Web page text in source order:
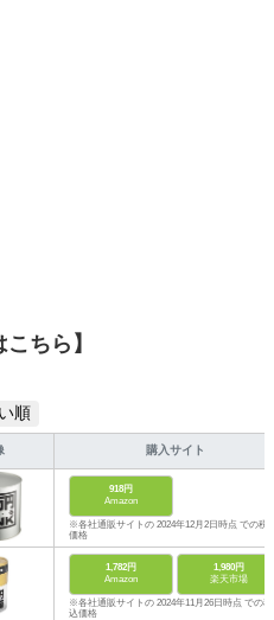
ちら】
順
購入サイト
918円
Amazon
※各社通販サイトの 2024年12月2日時点 での税
価格
1,782円
Amazon
1,980円
楽天市場
※各社通販サイトの 2024年11月26日時点 での税
込価格